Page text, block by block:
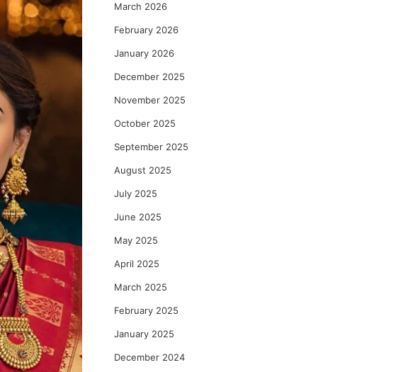
March 2026
February 2026
January 2026
December 2025
November 2025
October 2025
September 2025
August 2025
July 2025
June 2025
May 2025
April 2025
March 2025
February 2025
January 2025
December 2024